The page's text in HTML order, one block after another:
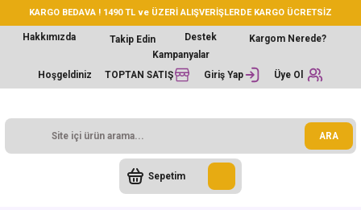
KARGO BEDAVA ! 1490 TL ve ÜZERİ ALIŞVERİŞLERDE KARGO ÜCRETSİZ
Hakkımızda Takip Edin Destek
Kargom Nerede?
Kampanyalar
Hoşgeldiniz
TOPTAN SATIŞ Giriş Yap Üye Ol
ARA
Sepetim